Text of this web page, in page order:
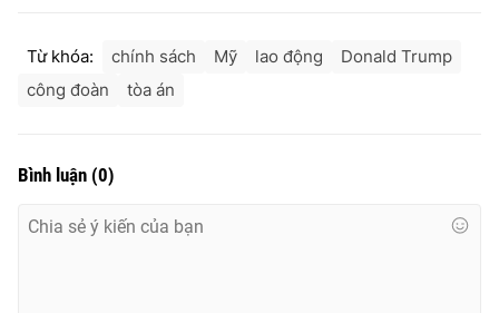
Từ khóa: chính sách Mỹ lao động
Donald Trump
công đoàn
tòa án
Bình luận (0)